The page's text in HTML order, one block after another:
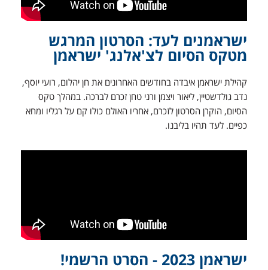
ישראמנים לעד: הסרטון המרגש
מטקס הסיום לצ'אלנג' ישראמן
קהילת ישראמן איבדה בחודשים האחרונים את חן יהלום, רועי יוסף,
נדב גולדשטיין, ליאור ויצמן ורני טחן זכרם לברכה. במהלך טקס
הסיום, הוקרן הסרטון לזכרם, אחריו האולם כולו קם על רגליו ומחא
כפיים. לעד תהיו בליבנו.
ישראמן 2023 - הסרט הרשמי!